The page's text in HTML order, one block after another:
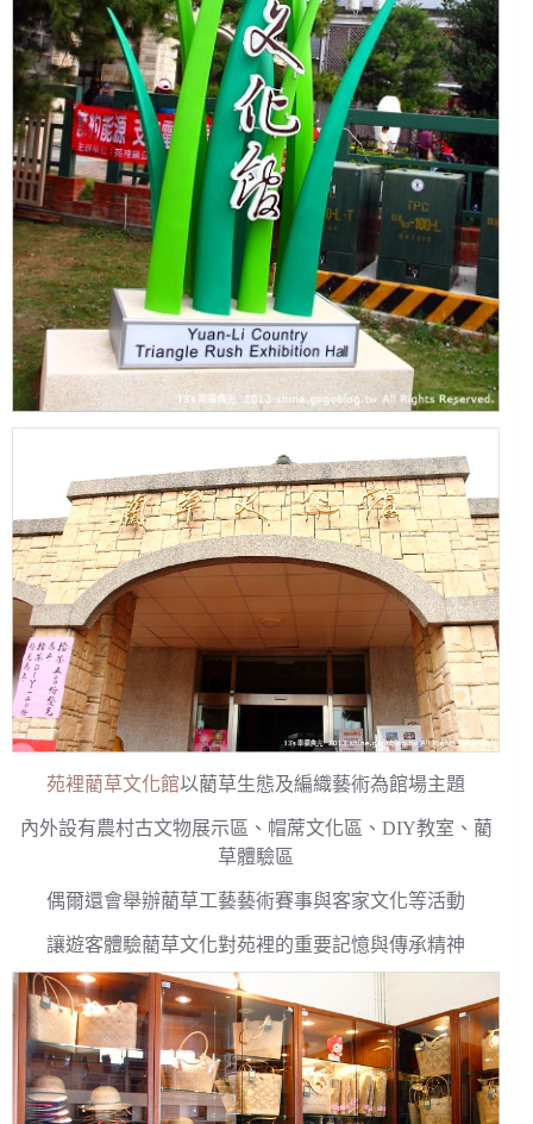
苑裡藺草文化館以藺草生態及編織藝術為館場主題
內外設有農村古文物展示區、帽蓆文化區、DIY教室、藺
草體驗區
偶爾還會舉辦藺草工藝藝術賽事與客家文化等活動
讓遊客體驗藺草文化對苑裡的重要記憶與傳承精神